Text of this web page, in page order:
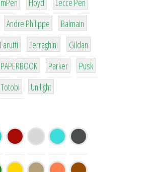
Floyd Lecce Pen
1
Andre Philippe
4
Balmain
299
Farutti
4
Ferraghini
42
Gildan
8
PAPERBOOK
6
Parker
2
Pusk
43
Totobi
1
Unilight